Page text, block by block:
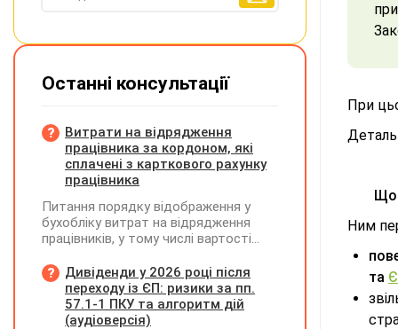
При
Що
Ним
та
Останні консультації
Витрати на відрядження
працівника за кордоном, які
сплачені з карткового рахунку
працівника
Питання порядку відображення у
бухобліку витрат на відрядження
працівників, у тому числі вартості
карткового рахунку працівника та
підтвердження таких операцій
первинними документами, належать
до компетенції Мінфіну
Дивіденди у 2026 році після
переходу із ЄП: ризики за пп.
57.1-1 ПКУ та алгоритм дій
(аудіоверсія)